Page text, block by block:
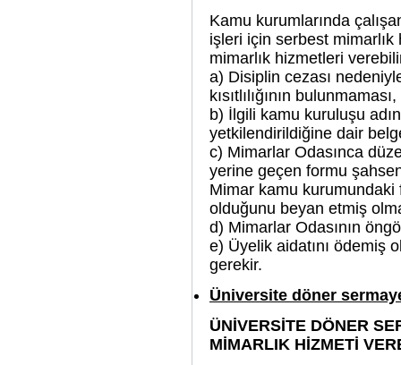
Kamu kurumlarında
işleri için serbest
mimarlık hizmetleri
a) Disiplin cezası
kısıtlılığının bulunmaması,
b) İlgili kamu kuruluşu
yetkilendirildiğine dair
c) Mimarlar Odasınca
yerine geçen formu
Mimar kamu
olduğunu beyan etmiş
d) Mimarlar Odasının
e) Üyelik aidatını ödemiş
gerekir.
Üniversite döner
ÜNİVERSİTE DÖNER
MİMARLIK HİZMETİ